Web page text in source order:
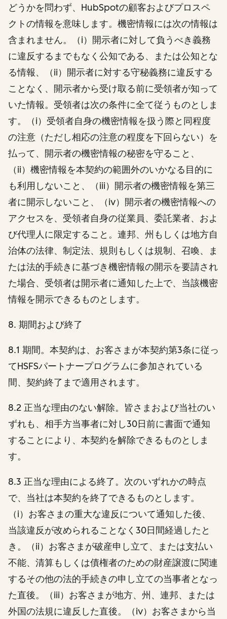
どうかを問わず、HubSpotの顧客およびプロスペ
クトの情報を意味します。機密情報には次の情報は
含まれません。（i）開示者に対して負うべき義務
に違反するまでもなく公知である、または公知とな
る情報、（ii）開示者に対する守秘義務に違反する
ことなく、開示者から受け取る前に受領者が知って
いた情報。受領者は次の条件に全て従うものとしま
す。（i）受領者自身の機密情報を扱う際と同程度
の注意（ただし相応の注意の程度を下回らない）を
払って、開示者の機密情報の秘密を守ること、
（ii）機密情報を本契約の範囲外のいかなる目的に
も利用しないこと、（iii）開示者の機密情報を第三
者に開示しないこと、（iv）開示者の機密情報への
アクセスを、受領者自身の従業員、委託業者、およ
び代理人に限定すること。連邦、州もしくは地方自
治体の法律、制定法、規則もしくは規制、召喚、ま
たは法的手続きに基づき機密情報の開示を要請され
た場合、受領者は開示者に通知した上で、当該機密
情報を開示できるものとします。
8. 期間および終了
8.1 期間。本契約は、お客さまが本契約第3条に従っ
てHSFSパートナープログラムに参加されている
間、契約終了まで適用されます。
8.2 正当な理由のない解除。皆さまおよび当社のい
ずれも、相手方当事者に対し30日前に書面で通知
することにより、本契約を解除できるものとしま
す。
8.3 正当な理由による終了。次のいずれかの時点
で、当社は本契約を終了できるものとします。
（i）お客さまの重大な違反について通知した後、
当該違反が改められることなく30日間経過したと
き。（ii）お客さまが破産申し立て、または支払い
不能、清算もしくは債権者のための財産譲渡に関連
するその他の法的手続きの申し立ての当事者となっ
た直後。（iii）お客さまが地方、州、連邦、または
外国の法規に違反した直後。（iv）お客さまから当